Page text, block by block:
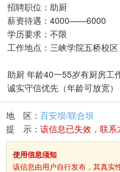
招聘职位：助厨
薪资待遇：4000——6000
学历要求：不限
工作地点：三峡学院五桥校区
助厨 年龄40一55岁有厨房工
诚实守信优先（年龄可放宽）
地 区： 百安坝/联合坝
提 示： 该信息已失效，联系
使用信息须知
该信息由用户自行发布，其真实